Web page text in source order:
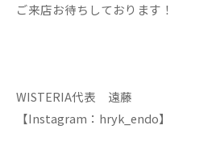
ご来店お待ちしております！
WISTERIA代表 遠藤
【Instagram：hryk_endo】